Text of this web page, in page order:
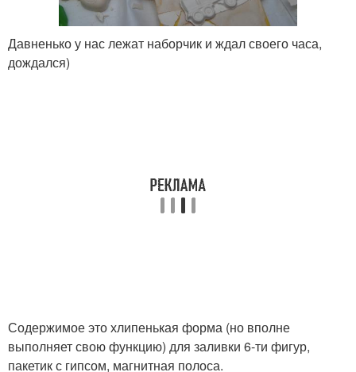
Давненько у нас лежат наборчик и ждал своего часа,
дождался)
Содержимое это хлипенькая форма (но вполне
выполняет свою функцию) для заливки 6-ти фигур,
пакетик с гипсом, магнитная полоса.